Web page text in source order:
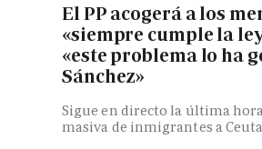
El PP acogerá a los
«siempre cumple la
«este problema lo ha
Sánchez»
Sigue en directo la última
masiva de inmigrantes a